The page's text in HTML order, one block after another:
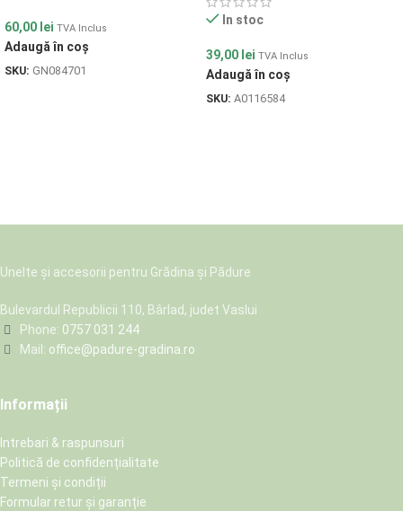
60,00 lei TVA Inclus
Adaugă în coș
SKU: GN084701
In stoc
39,00 lei TVA Inclus
Adaugă în coș
SKU: A0116584
Unelte și accesorii pentru Grădina și Pădure
Bulevardul Republicii 110, Bârlad, judet Vaslui
Phone: 0757 031 244
Mail: office@padure-gradina.ro
Informații
Intrebari & raspunsuri
Politică de confidențialitate
Termeni și condiții
Formular retur și garanție